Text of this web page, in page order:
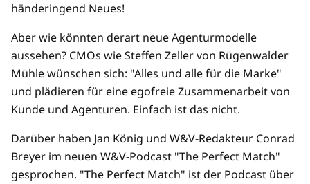
händeringend Neues!
Aber wie könnten derart neue Agenturmodelle
aussehen? CMOs wie Steffen Zeller von Rügenwalder
Mühle wünschen sich: "Alles und alle für die Marke"
und plädieren für eine egofreie Zusammenarbeit von
Kunde und Agenturen. Einfach ist das nicht.
Darüber haben Jan König und W&V-Redakteur Conrad
Breyer im neuen W&V-Podcast "The Perfect Match"
gesprochen. "The Perfect Match" ist der Podcast über